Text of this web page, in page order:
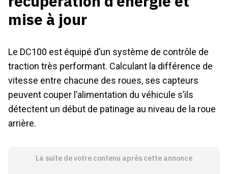
mise à jour
Le DC100 est équipé d’un système de contrôle de
traction très performant. Calculant la différence de
vitesse entre chacune des roues, ses capteurs
peuvent couper l’alimentation du véhicule s’ils
détectent un début de patinage au niveau de la roue
arrière.
La suite de votre contenu après cette annonce